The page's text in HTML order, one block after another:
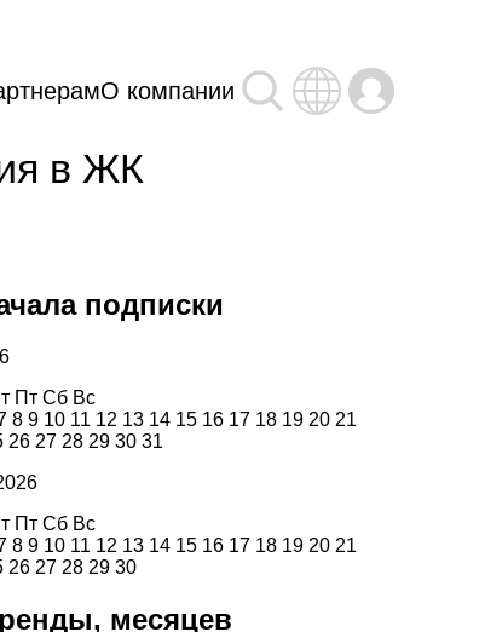
О компании
в ЖК
подписки
Пт Сб Вс
8 9 10 11 12 13 14 15 16 17 18 19 20 21
26 27 28 29 30 31
Пт Сб Вс
8 9 10 11 12 13 14 15 16 17 18 19 20 21
26 27 28 29 30
месяцев